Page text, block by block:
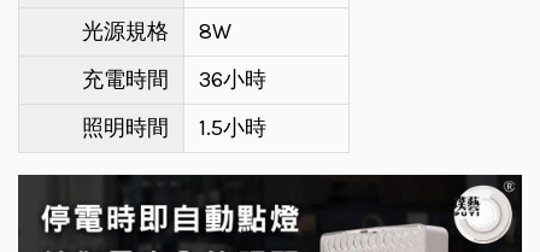
光源規格
8W
充電時間
36小時
照明時間
1.5小時